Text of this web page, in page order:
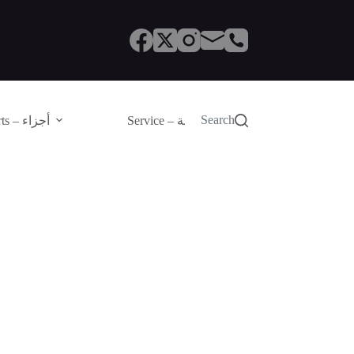
Parts – أجزاء Service – الصيانةSearch